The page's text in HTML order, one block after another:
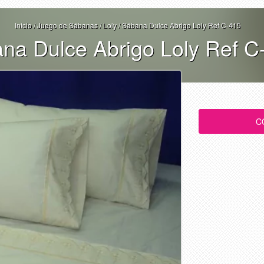
Inicio / Juego de Sábanas / Loly / Sábana Dulce Abrigo Loly Ref C-415
Dulce Abrigo Loly Ref